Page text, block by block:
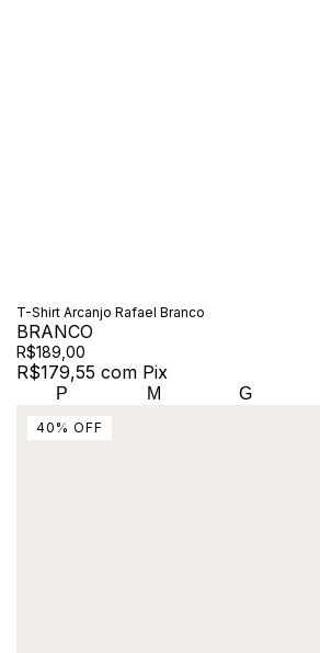
T-Shirt Arcanjo Rafael Branco
BRANCO
R$189,00
R$179,55 com Pix
P M G
40 % OFF